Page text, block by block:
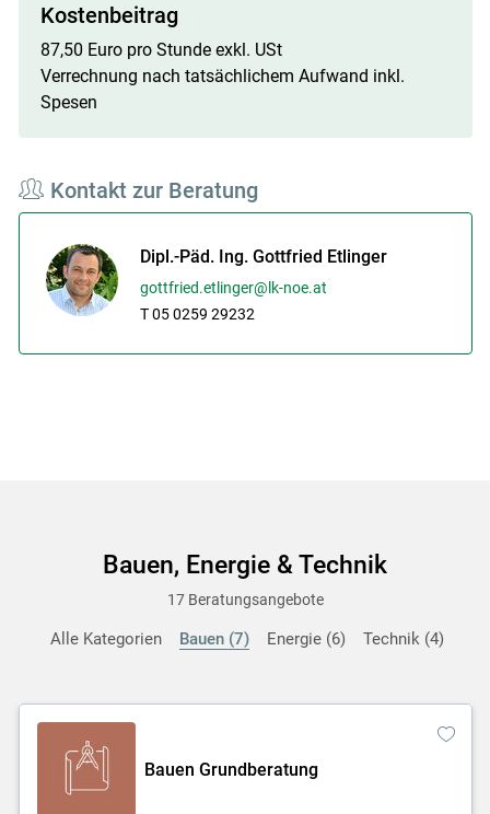
Skip to main content
Kostenbeitrag
87,50 Euro pro Stunde exkl. USt
Verrechnung nach tatsächlichem Aufwand inkl.
Spesen
Kontakt zur Beratung
Dipl.-Päd. Ing. Gottfried Etlinger
gottfried.etlinger@lk-noe.at
T 05 0259 29232
Bauen, Energie & Technik
17 Beratungsangebote
Alle Kategorien Bauen 7 Energie 6 Technik 4
Bauen Grundberatung